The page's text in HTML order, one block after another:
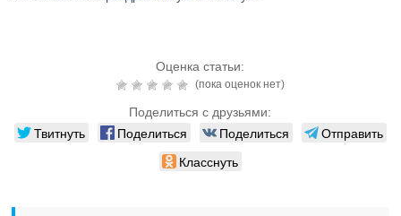
Оценка статьи:
(пока оценок нет)
Поделиться с друзьями:
Твитнуть Поделиться Поделиться
Отправить
Класснуть